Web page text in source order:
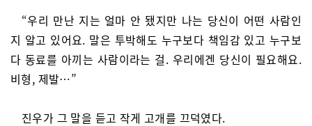
“우리 만난 지는 얼마 안 됐지만 나는 당신이 어떤 사람인
지 알고 있어요. 말은 투박해도 누구보다 책임감 있고 누구보
다 동료를 아끼는 사람이라는 걸. 우리에겐 당신이 필요해요.
비형, 제발…”
진우가 그 말을 듣고 작게 고개를 끄덕였다.